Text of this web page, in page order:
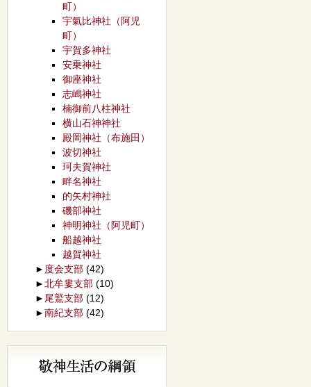
町）
宇氣比神社（阿児
町）
宇賀多神社
安乗神社
御座神社
志嶋神社
楠御前八柱神社
横山石神神社
殿岡神社（布施田）
波切神社
珂夫賀神社
畔名神社
的矢村神社
磯部神社
神明神社（阿児町）
船越神社
越賀神社
► 度会支部 (42)
►北牟婁支部 (10)
► 尾鷲支部 (12)
►南紀支部 (42)